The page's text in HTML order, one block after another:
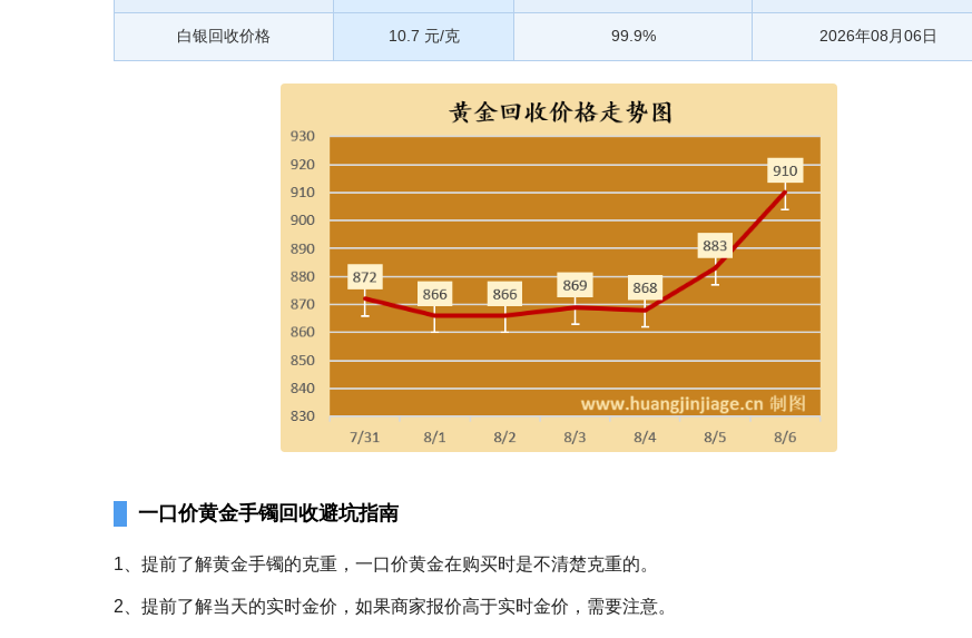
白银回收价格 10.7 元/克 99.9% 2026年08月06日
一口价黄金手镯回收避坑指南
1、提前了解黄金手镯的克重，一口价黄金在购买时是不清楚克重的。
2、提前了解当天的实时金价，如果商家报价高于实时金价，需要注意。